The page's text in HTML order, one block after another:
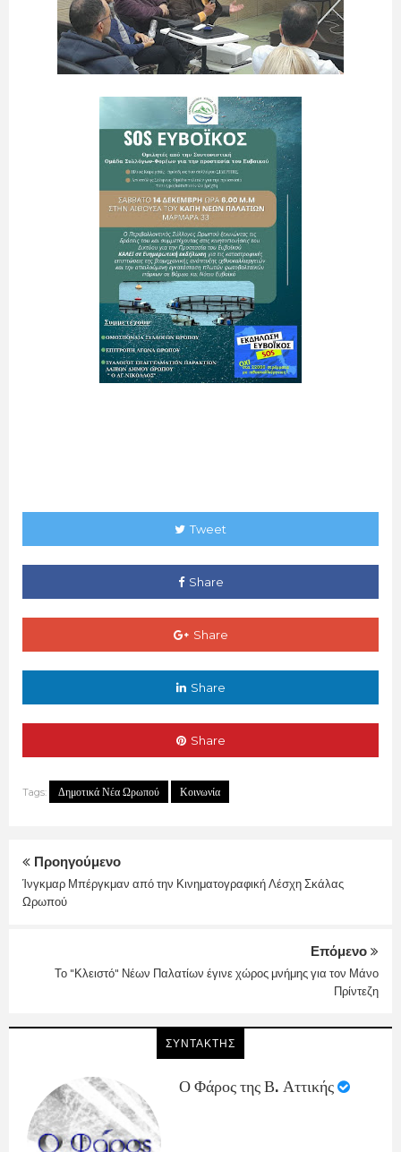
Tweet
Share
Share
Share
Share
Tags: Δημοτικά Νέα Ωρωπού Κοινωνία
Προηγούμενο
Ίνγκμαρ Μπέργκμαν από την Κινηματογραφική Λέσχη Σκάλας
Ωρωπού
Επόμενο
Το "Κλειστό" Νέων Παλατίων έγινε χώρος μνήμης για τον Μάνο
Πρίντεζη
ΣΥΝΤΑΚΤΗΣ
Ο Φάρος της Β. Αττικής